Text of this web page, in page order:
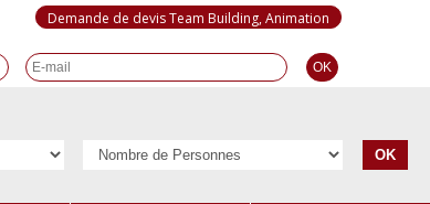
Demande de devis Team Building, Animation